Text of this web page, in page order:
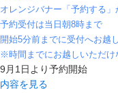
オレンジバナー「予約する
予約受付は当日朝8時まで
開始5分前までに受付へお越
※時間までにお越しいただけ
9月1日より予約開始
内容を見る